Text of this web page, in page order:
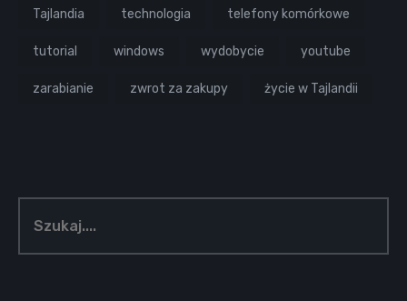
Tajlandia technologia telefony komórkowe
tutorial windows wydobycie youtube
zarabianie zwrot za zakupy życie w Tajlandii